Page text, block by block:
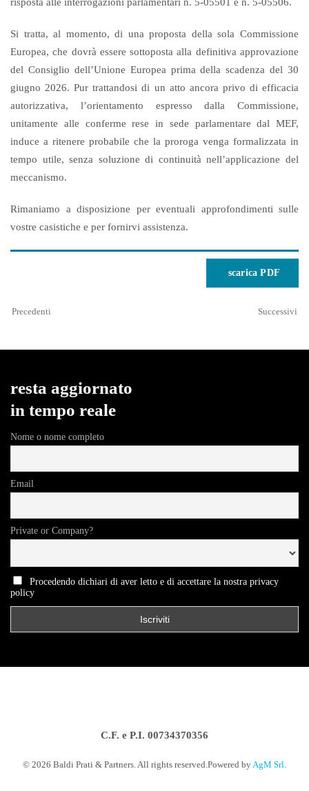
Si tratta, al momento, di una proposta della sola Commissione
Europea, che dovrà essere sottoposta alla definitiva approvazione
del Consiglio dell’Unione Europea prima della scadenza del 30
giugno 2026. Pur trattandosi di un atto ancora privo di efficacia
autorizzativa, l’orientamento espresso dalla Commissione,
unitamente alle conferme rese in sede parlamentare dal MEF,
induce a ritenere probabile che la proroga venga formalizzata in
tempo utile, senza soluzione di continuità nell’applicazione del
meccanismo.
Rimaniamo a disposizione per eventuali approfondimenti sulle
vostre casistiche e per fornirvi assistenza.
scarica PDF
Precedenti Successivi
resta aggiornato
in tempo reale
Nome o nome completo
Email
Private or Company?
Procedendo dichiari di aver letto e di accettare la nostra privacy
policy
C.F. e P.I. 00734370356
© 2026 Baldi Prati & Partners. All rights reserved.Powered byAgM Srl.